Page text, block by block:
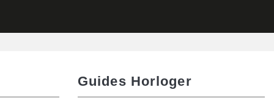
Guides Horloger